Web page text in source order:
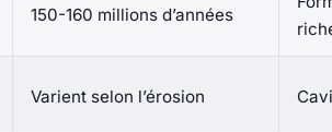
150-160 millions d’années
Varient selon l’érosion